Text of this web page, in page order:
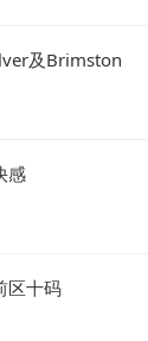
及Brimston
感
区十码